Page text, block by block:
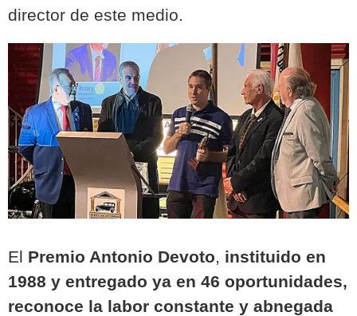
director de este medio.
El Premio Antonio Devoto, instituido en
1988 y entregado ya en 46 oportunidades,
reconoce la labor constante y abnegada